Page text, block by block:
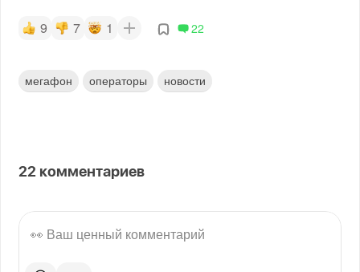
9 7 1 22
мегафон операторы новости
22 комментариев